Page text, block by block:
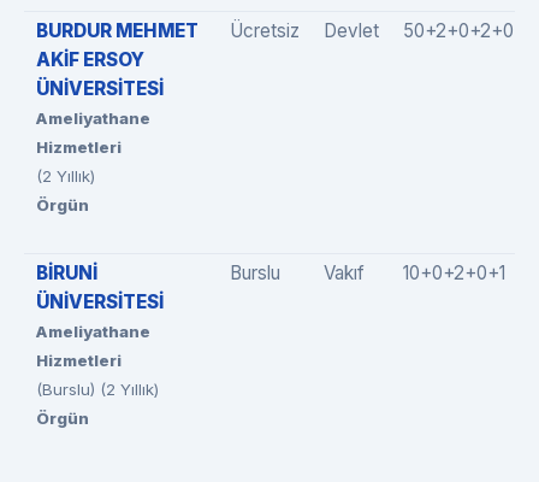
BURDUR MEHMET
AKİF ERSOY
ÜNİVERSİTESİ
Ameliyathane
Hizmetleri
(2 Yıllık)
Örgün
Ücretsiz Devlet 50+2+0+2+0
BİRUNİ
ÜNİVERSİTESİ
Ameliyathane
Hizmetleri
(Burslu) (2 Yıllık)
Örgün
Burslu Vakıf 10+0+2+0+1